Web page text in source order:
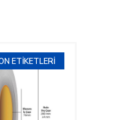
ETIKETLERI